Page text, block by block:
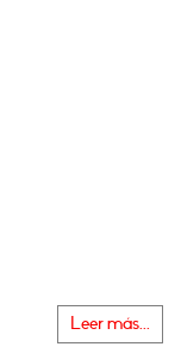
Leer más...